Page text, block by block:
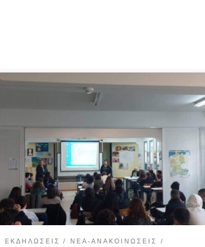
Στις 15/3/2023, είχαμε τη χαρά να υποδεχτούμε
σχολείο μας την κα Κοτσιαφίτου Αναστασία,
Σχολικού Επαγγελματικού Προσανατολισμού της
Α΄ Αθήνας. Η επίσκεψη έγινε στο πλαίσιο των
που έχει οργανώσει ομάδα εκπαιδευτικών του 2ου
Γυμνασίου Καισαριανής, με σκοπό να βοηθηθούν οι
μαθητές της Γ΄ Γυμνασίου στην επιλογή του […]
ΕΚΔΗΛΏΣΕΙΣ
ΝΈΑ-ΑΝΑΚΟΙΝΏΣΕΙΣ